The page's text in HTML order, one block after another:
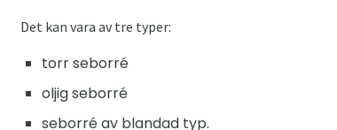
Det kan vara av tre typer:
torr seborré
oljig seborré
seborré av blandad typ.